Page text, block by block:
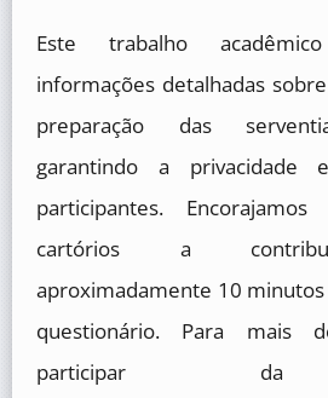
Este trabalho
informações detalhadas
preparação das
garantindo a privacidade
participantes.
cartórios a
aproximadamente 10
questionário. Para mais
participar da